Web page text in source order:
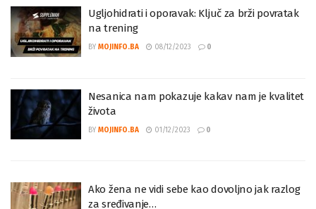
Ugljohidrati i oporavak: Ključ za brži povratak
na trening
BY MOJINFO.BA 08/12/2023 0
Nesanica nam pokazuje kakav nam je kvalitet
života
BY MOJINFO.BA 01/12/2023 0
Ako žena ne vidi sebe kao dovoljno jak razlog
za sređivanje…